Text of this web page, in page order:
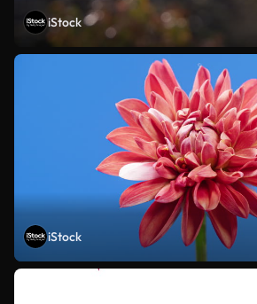
iStock
iStock